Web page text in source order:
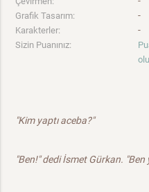
Grafik Tasarım: -
Karakterler: -
Sizin Puanınız:
"Kim yaptı aceba?"
"Ben!" dedi İsmet Gürkan. "Ben